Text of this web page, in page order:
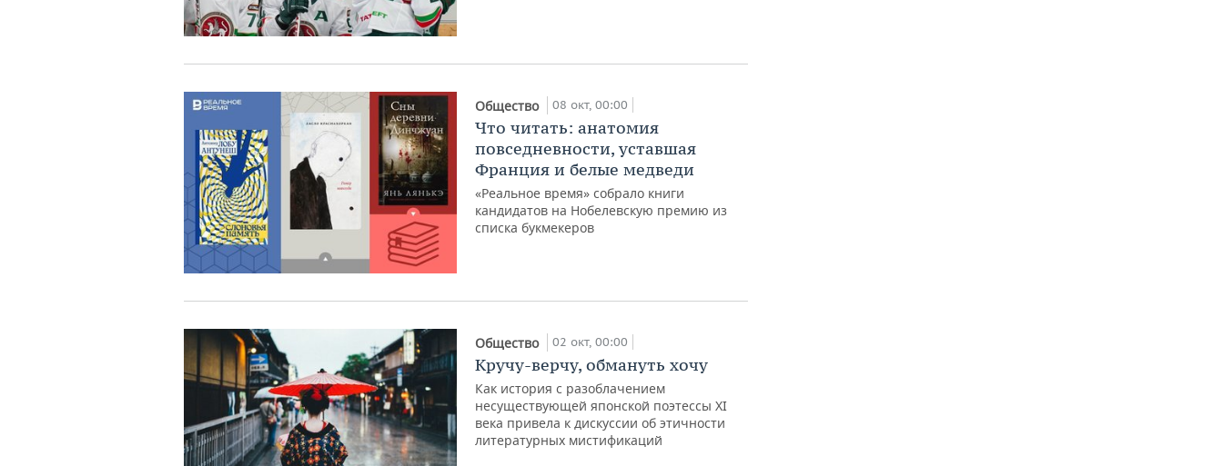
Общество 08 окт, 00:00
Что читать: анатомия
повседневности, уставшая
Франция и белые медведи
«Реальное время» собрало книги
кандидатов на Нобелевскую премию из
списка букмекеров
Общество 02 окт, 00:00
Кручу-верчу, обмануть хочу
Как история с разоблачением
несуществующей японской поэтессы XI
века привела к дискуссии об этичности
литературных мистификаций